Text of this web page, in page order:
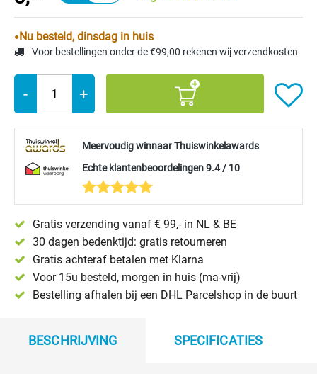
Nu besteld, dinsdag in huis
Voor bestellingen onder de €99,00 rekenen wij verzendkosten
- +
Meervoudig winnaar Thuiswinkelawards
Echte klantenbeoordelingen 9.4 / 10
Gratis verzending vanaf € 99,- in NL & BE
30 dagen bedenktijd: gratis retourneren
Gratis achteraf betalen met Klarna
Voor 15u besteld, morgen in huis (ma-vrij)
Bestelling afhalen bij een DHL Parcelshop in de buurt
BESCHRIJVING SPECIFICATIES